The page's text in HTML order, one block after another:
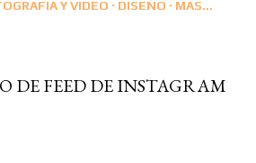
Y VIDEO DISEÑO MÁS…
DE FEED DE INSTAGRAM